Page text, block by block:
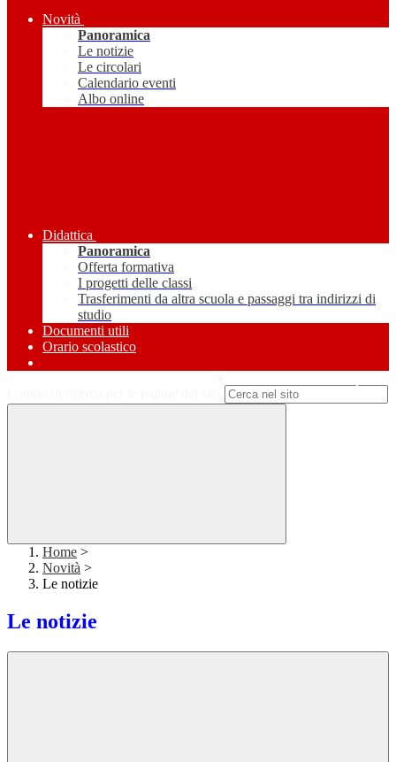
Novità
Panoramica
Le notizie
Le circolari
Calendario eventi
Albo online
Didattica
Panoramica
Offerta formativa
I progetti delle classi
Trasferimenti da altra scuola e passaggi tra indirizzi di
studio
Documenti utili
Orario scolastico
Home >
Novità >
Le notizie
Le notizie